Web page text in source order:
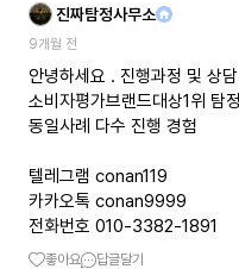
진짜탐정사무소
9개월 전
안녕하세요 . 진행과정 및 상
소비자평가브랜드대상1위 탐
동일사례 다수 진행 경험
텔레그램 conan119
카카오톡 conan9999
전화번호 010-3382-1891
좋아요 답글달기